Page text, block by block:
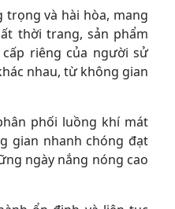
và hài hòa, mang
thời trang, sản phẩm
riêng của người sử
nhau, từ không gian
phối luồng khí mát
gian nhanh chóng đạt
ngày nắng nóng cao